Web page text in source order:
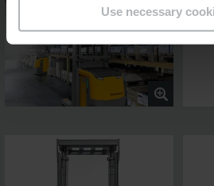
Use necessary